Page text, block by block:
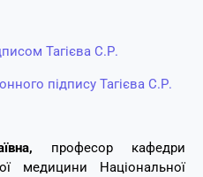
Тагієва С.Р.
підпису Тагієва С.Р.
професор кафедри
медицини Національної